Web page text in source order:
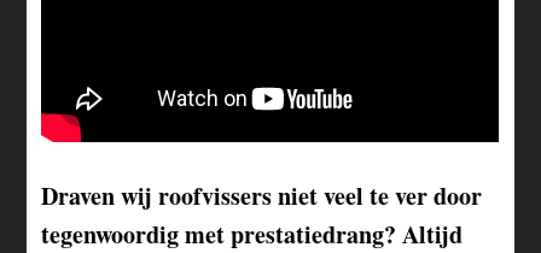
Draven wij roofvissers niet veel te ver door
tegenwoordig met prestatiedrang? Altijd